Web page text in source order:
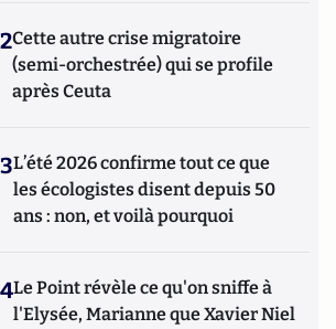
2Cette autre crise migratoire
(semi-orchestrée) qui se profile
après Ceuta
3L’été 2026 confirme tout ce que
les écologistes disent depuis 50
ans : non, et voilà pourquoi
4Le Point révèle ce qu'on sniffe à
l'Elysée, Marianne que Xavier Niel